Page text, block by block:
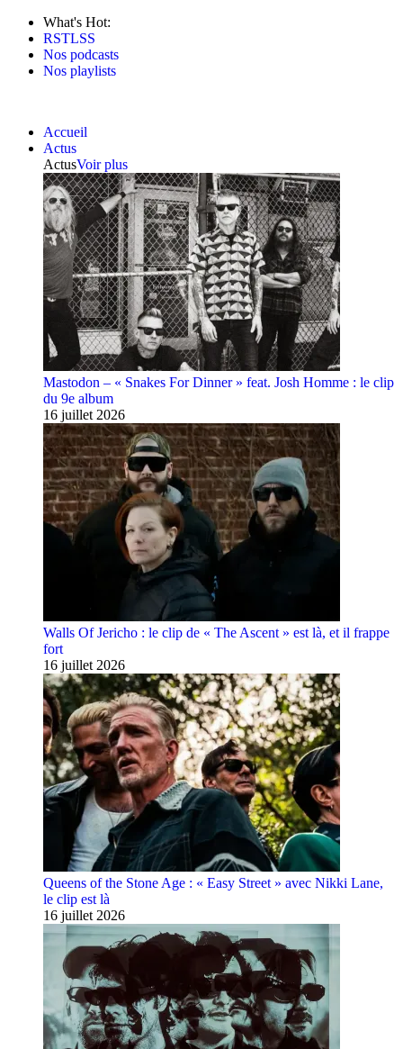
What's Hot:
RSTLSS
Nos podcasts
Nos playlists
Accueil
Actus
ActusVoir plus
Mastodon – « Snakes For Dinner » feat. Josh Homme : le clip
du 9e album
16 juillet 2026
Walls Of Jericho : le clip de « The Ascent » est là, et il frappe
fort
16 juillet 2026
Queens of the Stone Age : « Easy Street » avec Nikki Lane,
le clip est là
16 juillet 2026